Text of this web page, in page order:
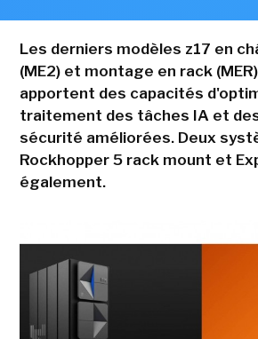
Les derniers modèles z17 en
(ME2) et montage en rack
apportent des capacités
traitement des tâches IA et
sécurité améliorées. Deux
Rockhopper 5 rack mount et
également.